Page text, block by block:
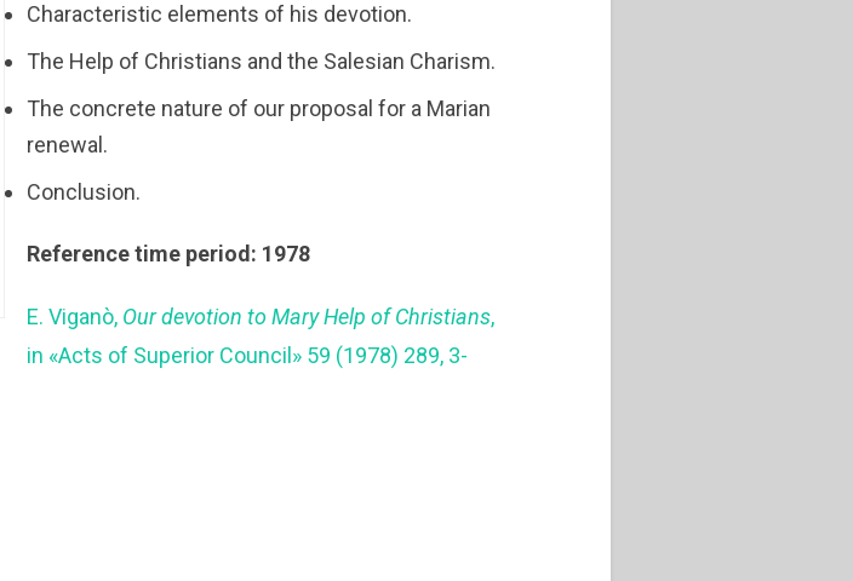
Characteristic elements of his devotion.
The Help of Christians and the Salesian Charism.
The concrete nature of our proposal for a Marian
renewal.
Conclusion.
Reference time period: 1978
E. Viganò, Our devotion to Mary Help of Christians,
in «Acts of Superior Council» 59 (1978) 289, 3-